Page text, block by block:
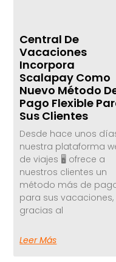
Central De
Vacaciones
Incorpora
Scalapay Como
Nuevo Método
Pago Flexible
Sus Clientes
Desde hace unos
nuestra plataforma
de viajes 🖥️ ofrece a
nuestros clientes un
método más de
para sus vacaciones,
gracias al
Leer Más